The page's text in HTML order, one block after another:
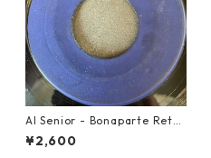
Al Senior - Bonaparte Retre
at【7-21861】
¥2,600